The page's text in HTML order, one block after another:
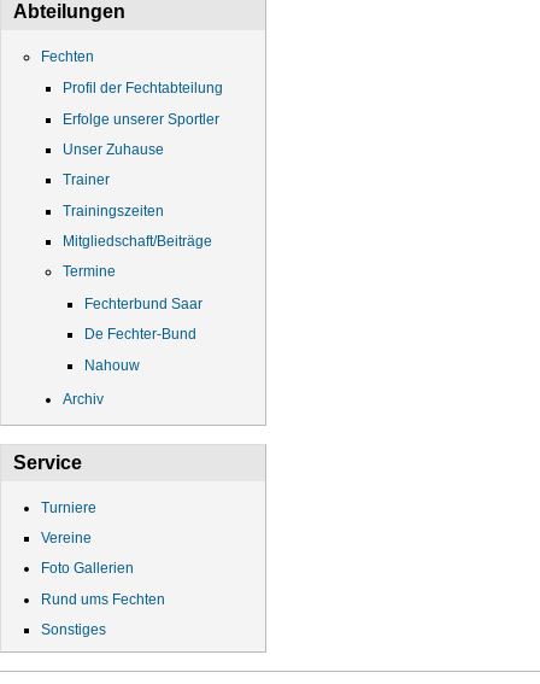
Abteilungen
Fechten
Profil der Fechtabteilung
Erfolge unserer Sportler
Unser Zuhause
Trainer
Trainingszeiten
Mitgliedschaft/Beiträge
Termine
Fechterbund Saar
De Fechter-Bund
Nahouw
Archiv
Service
Turniere
Vereine
Foto Gallerien
Rund ums Fechten
Sonstiges